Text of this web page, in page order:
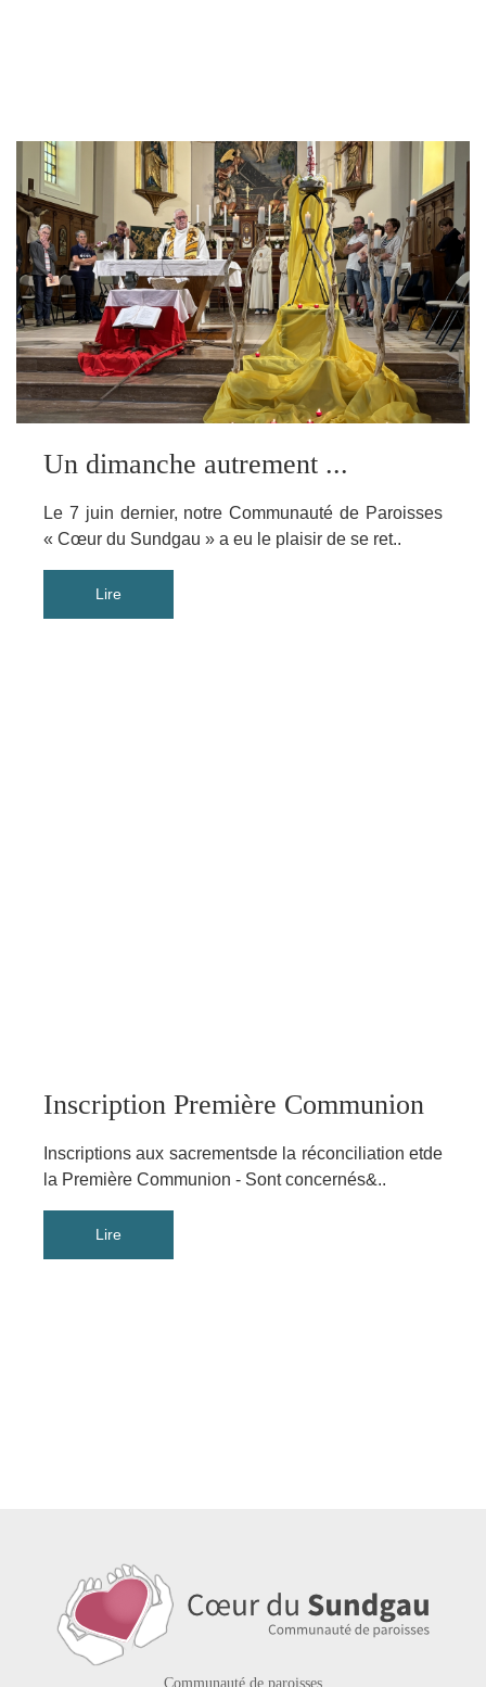
Un dimanche autrement ...
Le 7 juin dernier, notre Communauté de Paroisses
« Cœur du Sundgau » a eu le plaisir de se ret..
Inscription Première Communion
Inscriptions aux sacrementsde la réconciliation etde
la Première Communion - Sont concernés&..
Communauté de paroisses